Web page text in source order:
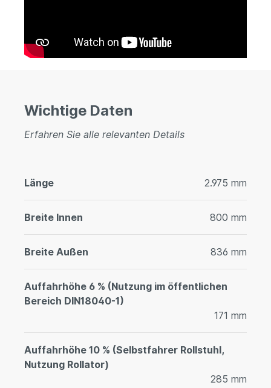
Wichtige Daten
Erfahren Sie alle relevanten Details
Länge 2.975 mm
Breite Innen 800 mm
Breite Außen 836 mm
Auffahrhöhe 6 % (Nutzung im öffentlichen
Bereich DIN18040-1)
171 mm
Auffahrhöhe 10 % (Selbstfahrer Rollstuhl,
Nutzung Rollator)
285 mm